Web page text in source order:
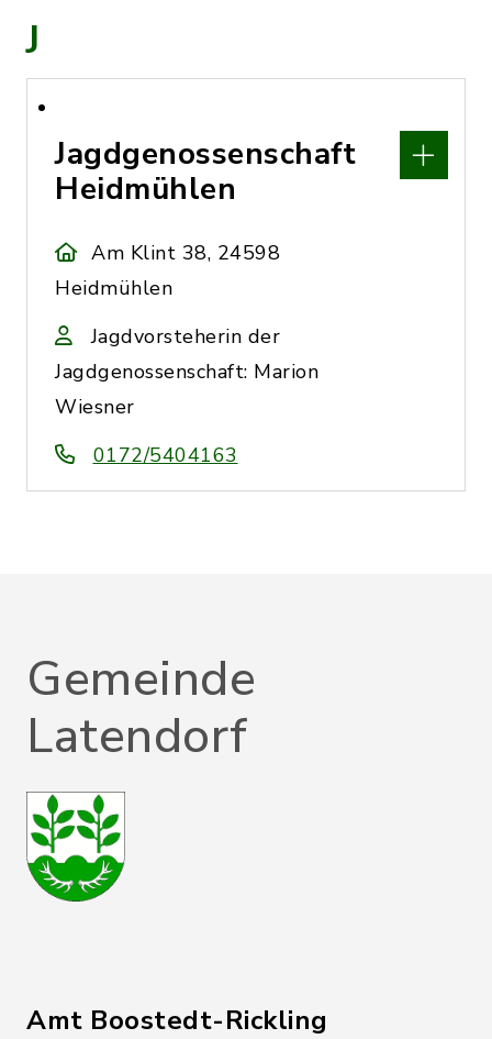
J
Jagdgenossenschaft
Heidmühlen
Am Klint 38, 24598
Heidmühlen
Jagdvorsteherin der
Jagdgenossenschaft: Marion
Wiesner
0172/5404163
Gemeinde
Latendorf
Amt Boostedt-Rickling